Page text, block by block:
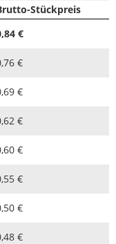
Stückpreis
€
€
€
€
€
€
€
€